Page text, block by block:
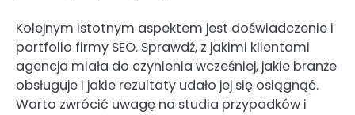
Kolejnym istotnym aspektem jest doświadczenie i
portfolio firmy SEO. Sprawdź, z jakimi klientami
agencja miała do czynienia wcześniej, jakie branże
obsługuje i jakie rezultaty udało jej się osiągnąć.
Warto zwrócić uwagę na studia przypadków i